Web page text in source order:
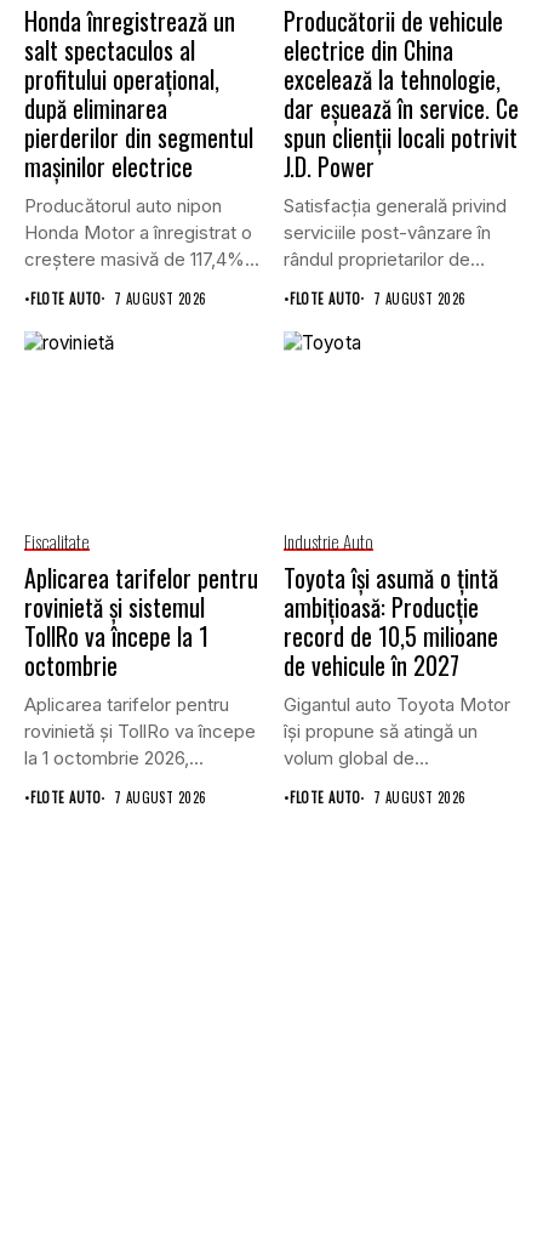
Honda înregistrează un
salt spectaculos al
profitului operațional,
după eliminarea
pierderilor din segmentul
mașinilor electrice
Producătorul auto nipon
Honda Motor a înregistrat o
creștere masivă de 117,4%...
•FLOTE AUTO 7 AUGUST 2026
Producătorii de vehicule
electrice din China
excelează la tehnologie,
dar eșuează în service. Ce
spun clienții locali potrivit
J.D. Power
Satisfacția generală privind
serviciile post-vânzare în
rândul proprietarilor de
•FLOTE AUTO 7 AUGUST 2026
Fiscalitate
Aplicarea tarifelor pentru
rovinietă și sistemul
TollRo va începe la 1
octombrie
Aplicarea tarifelor pentru
rovinietă și TollRo va începe
la 1 octombrie 2026,...
•FLOTE AUTO 7 AUGUST 2026
Industrie Auto
Toyota își asumă o țintă
ambițioasă: Producție
record de 10,5 milioane
de vehicule în 2027
Gigantul auto Toyota Motor
își propune să atingă un
volum global de...
•FLOTE AUTO 7 AUGUST 2026